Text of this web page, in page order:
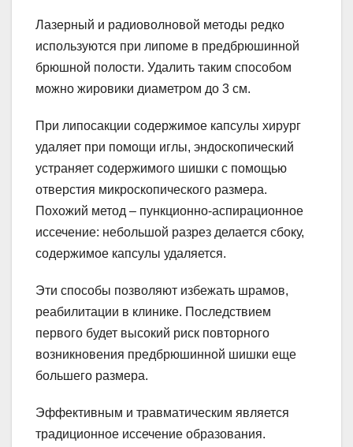
Лазерный и радиоволновой методы редко
используются при липоме в предбрюшинной
брюшной полости. Удалить таким способом
можно жировики диаметром до 3 см.
При липосакции содержимое капсулы хирург
удаляет при помощи иглы, эндоскопический
устраняет содержимого шишки с помощью
отверстия микроскопического размера.
Похожий метод – пункционно-аспирационное
иссечение: небольшой разрез делается сбоку,
содержимое капсулы удаляется.
Эти способы позволяют избежать шрамов,
реабилитации в клинике. Последствием
первого будет высокий риск повторного
возникновения предбрюшинной шишки еще
большего размера.
Эффективным и травматическим является
традиционное иссечение образования.